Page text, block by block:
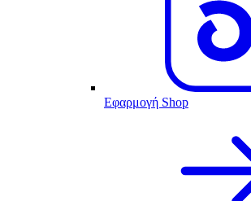
Εφαρμογή Shop